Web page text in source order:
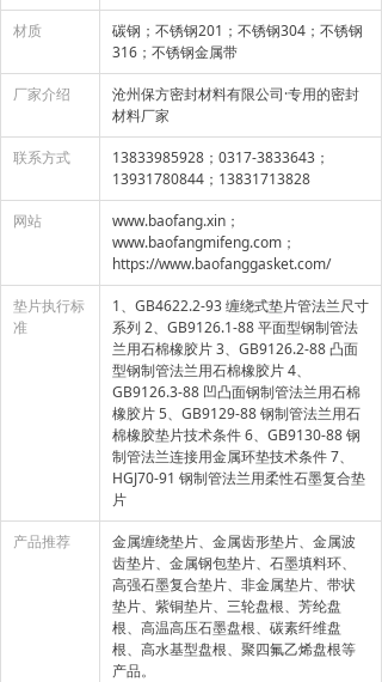
材质
碳钢；不锈钢201；不锈钢304；不锈钢
316；不锈钢金属带
厂家介绍
沧州保方密封材料有限公司·专用的密封
材料厂家
联系方式
13833985928；0317-3833643；
13931780844；13831713828
网站
www.baofang.xin；
www.baofangmifeng.com；
https://www.baofanggasket.com/
垫片执行标
准
1、GB4622.2-93 缠绕式垫片管法兰尺寸
系列 2、GB9126.1-88 平面型钢制管法
兰用石棉橡胶片 3、GB9126.2-88 凸面
型钢制管法兰用石棉橡胶片 4、
GB9126.3-88 凹凸面钢制管法兰用石棉
橡胶片 5、GB9129-88 钢制管法兰用石
棉橡胶垫片技术条件 6、GB9130-88 钢
制管法兰连接用金属环垫技术条件 7、
HGJ70-91 钢制管法兰用柔性石墨复合垫
片
产品推荐
金属缠绕垫片、金属齿形垫片、金属波
齿垫片、金属钢包垫片、石墨填料环、
高强石墨复合垫片、非金属垫片、带状
垫片、紫铜垫片、三轮盘根、芳纶盘
根、高温高压石墨盘根、碳素纤维盘
根、高水基型盘根、聚四氟乙烯盘根等
产品。